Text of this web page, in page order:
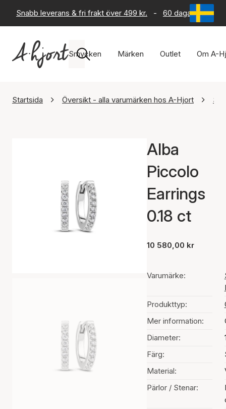
Snabb leverans & fri frakt över 499 kr. - 60 dagars
Smycken Märken Outlet Om A-
Startsida Översikt - alla varumärken hos A-Hjort Sif
Alba
Piccolo
Earrings
0.18 ct
10 580,00 kr
Varumärke:
Produkttyp:
Mer information:
Diameter:
Färg:
Material:
Pärlor / Stenar: